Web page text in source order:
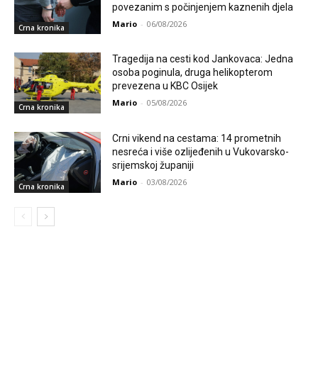
Crna kronika
povezanim s počinjenjem kaznenih djela
Mario - 06/08/2026
Crna kronika
Tragedija na cesti kod Jankovaca: Jedna
osoba poginula, druga helikopterom
prevezena u KBC Osijek
Mario - 05/08/2026
Crna kronika
Crni vikend na cestama: 14 prometnih
nesreća i više ozlijeđenih u Vukovarsko-
srijemskoj županiji
Mario - 03/08/2026